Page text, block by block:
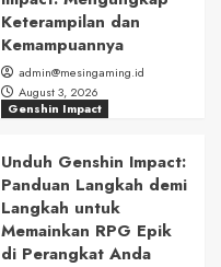
Keterampilan dan
Kemampuannya
admin@mesingaming.id
August 3, 2026
Genshin Impact
Unduh Genshin Impact:
Panduan Langkah demi
Langkah untuk
Memainkan RPG Epik
di Perangkat Anda